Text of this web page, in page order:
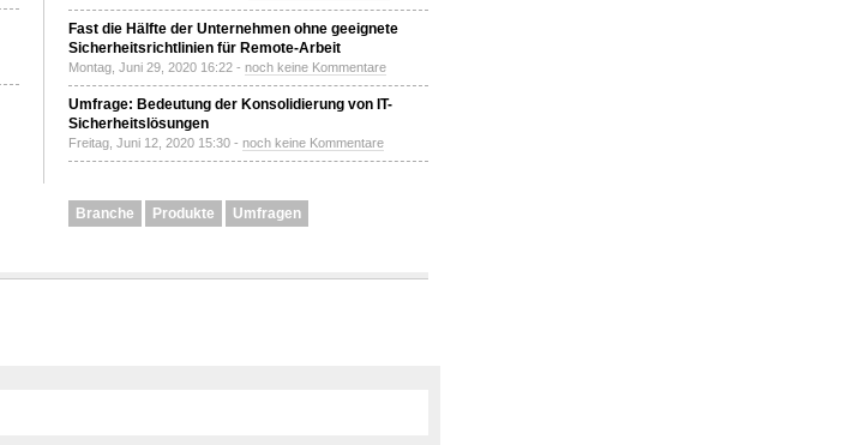
Fast die Hälfte der Unternehmen ohne geeignete
Sicherheitsrichtlinien für Remote-Arbeit
Montag, Juni 29, 2020 16:22 - noch keine Kommentare
Umfrage: Bedeutung der Konsolidierung von IT-
Sicherheitslösungen
Freitag, Juni 12, 2020 15:30 - noch keine Kommentare
Branche Produkte Umfragen